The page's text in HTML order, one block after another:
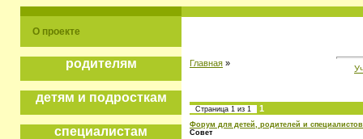
О проекте
родителям
детям и подросткам
специалистам
Главная »
Страница 1 из 1 1
Форум для детей, родителей и специалистов
Совет